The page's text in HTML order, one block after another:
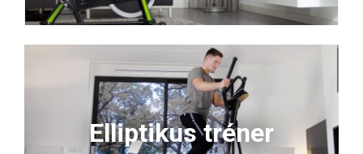
Elliptikus tréner